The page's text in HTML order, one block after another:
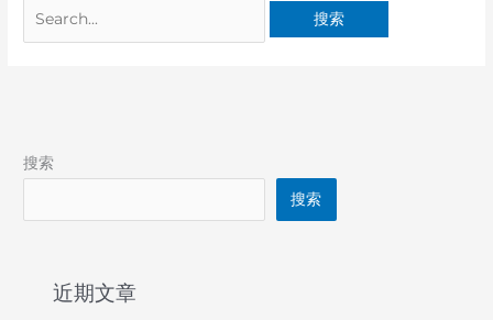
搜索
搜索
近期文章